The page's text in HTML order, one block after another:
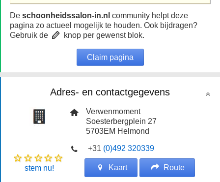
De schoonheidssalon-in.nl community helpt deze
pagina zo actueel mogelijk te houden. Ook bijdragen?
Gebruik de
knop per gewenst blok.
Claim pagina
Adres- en contactgegevens
Verwenmoment
Soesterbergplein 27
5703EM Helmond
+31 (0)492 320339
stem nu! Kaart Route